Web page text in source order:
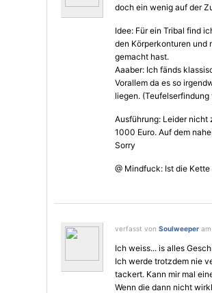
doch ein wenig auf der
Idee: Für ein Tribal find
den Körperkonturen und
gemacht hast.
Aaaber: Ich fänds
Vorallem da es so
liegen.
Ausführung: Leider nicht
1000 Euro. Auf dem
Sorry
@ Mindfuck: Ist die
verfasst von Soulweeper
Ich weiss... is alles
Ich werde trotzdem nie
tackert. Kann mir mal
Wenn die dann nicht